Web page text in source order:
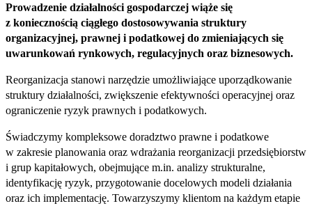
Prowadzenie działalności gospodarczej wiąże się
z koniecznością ciągłego dostosowywania struktury
organizacyjnej, prawnej i podatkowej do zmieniających się
uwarunkowań rynkowych, regulacyjnych oraz biznesowych.
Reorganizacja stanowi narzędzie umożliwiające uporządkowanie
struktury działalności, zwiększenie efektywności operacyjnej oraz
ograniczenie ryzyk prawnych i podatkowych.
Świadczymy kompleksowe doradztwo prawne i podatkowe
w zakresie planowania oraz wdrażania reorganizacji przedsiębiorstw
i grup kapitałowych, obejmujące m.in. analizy strukturalne,
identyfikację ryzyk, przygotowanie docelowych modeli działania
oraz ich implementację. Towarzyszymy klientom na każdym etapie